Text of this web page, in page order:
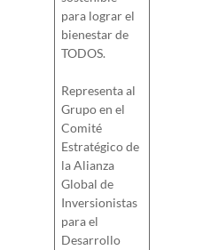
para lograr el
bienestar de
TODOS.
Representa al
Grupo en el
Comité
Estratégico de
la Alianza
Global de
Inversionistas
para el
Desarrollo